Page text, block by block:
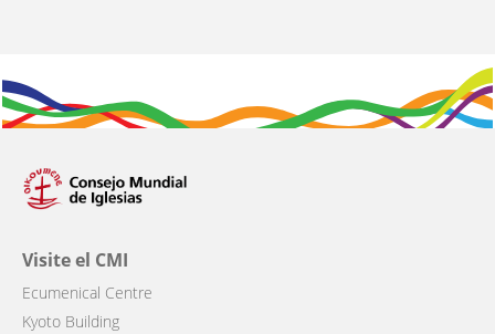
Visite el CMI
Ecumenical Centre
Kyoto Building